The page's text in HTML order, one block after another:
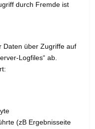
durch Fremde ist
Daten über Zugriffe auf
Logfiles“ ab.
(zB Ergebnisseite